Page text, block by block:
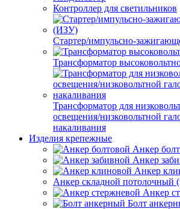
Контроллер для светильников
Стартер/импульсно-
Трансформатор
Трансформатор для
освещения/низковольтной
накаливания
Изделия крепежные
Анкер
Анкер
Анкер
Анкер складной
Анкер
Болт